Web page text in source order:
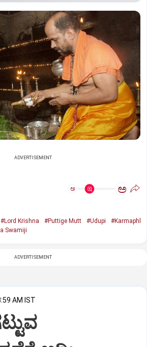
ADVERTISEMENT
ಅ ಅ
#Lord Krishna #Puttige Mutt #Udupi
#Karmaphl
Swamiji
ADVERTISEMENT
AM IST